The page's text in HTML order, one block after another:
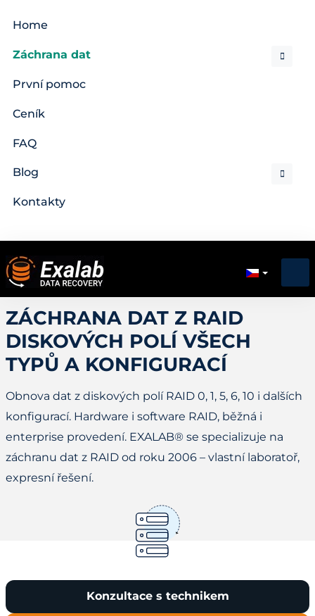
Home
Záchrana dat
První pomoc
Ceník
FAQ
Blog
Kontakty
ZÁCHRANA DAT Z RAID
DISKOVÝCH POLÍ VŠECH
TYPŮ A KONFIGURACÍ
Obnova dat z diskových polí RAID 0, 1, 5, 6, 10 i dalších
konfigurací. Hardware i software RAID, běžná i
enterprise provedení. EXALAB® se specializuje na
záchranu dat z RAID od roku 2006 – vlastní laboratoř,
expresní řešení.
Konzultace s technikem